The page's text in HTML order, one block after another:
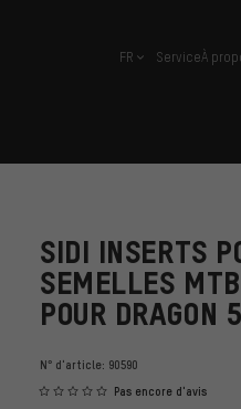
français
FR ServiceÀ
SIDI INSERTS
SEMELLES
POUR DRAGON 5
N° d'article: 90590
Pas encore d'avis